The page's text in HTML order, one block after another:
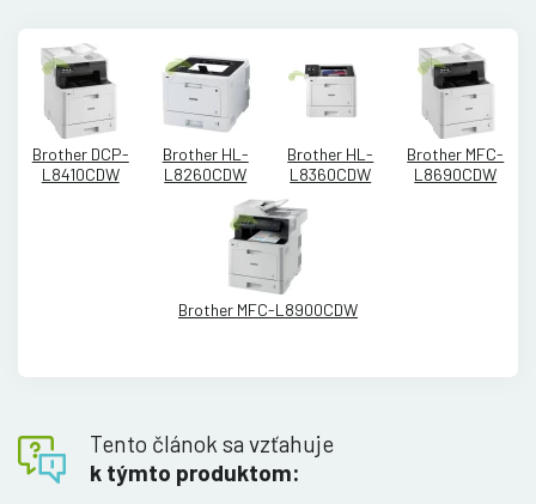
Brother DCP-
L8410CDW
Brother HL-
L8260CDW
Brother HL-
L8360CDW
Brother MFC-
L8690CDW
Brother MFC-L8900CDW
Tento článok sa vzťahuje
k týmto produktom: